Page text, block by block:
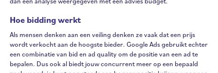
Hoe bidding werkt
Als mensen denken aan een veiling denken ze vaak dat een prijs
wordt verkocht aan de hoogste bieder. Google Ads gebruikt echter
een combinatie van bid en ad quality om de positie van een ad te
bepalen. Dus ook al biedt jouw concurrent meer op een bepaald